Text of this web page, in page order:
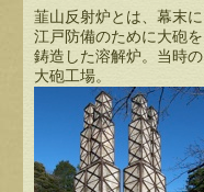
韮山反射炉とは、幕末に
江戸防備のために大砲を
鋳造した溶解炉。当時の
大砲工場。